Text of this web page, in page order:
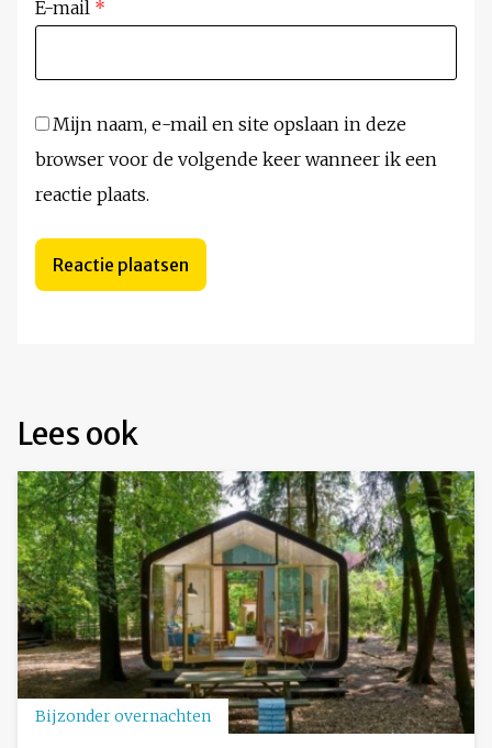
E-mail *
Mijn naam, e-mail en site opslaan in deze
browser voor de volgende keer wanneer ik een
reactie plaats.
Lees ook
Bijzonder overnachten